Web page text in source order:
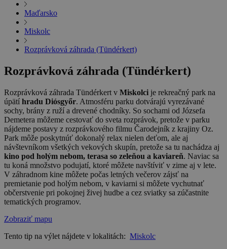
Maďarsko
Miskolc
Rozprávková záhrada (Tündérkert)
Rozprávková záhrada (Tündérkert)
Rozprávková záhrada Tündérkert v Miskolci je rekreačný park na
úpätí hradu Diósgyőr. Atmosféru parku dotvárajú vyrezávané
sochy, brány z ruží a drevené chodníky. So sochami od Józsefa
Demetera môžeme cestovať do sveta rozprávok, pretože v parku
nájdeme postavy z rozprávkového filmu Čarodejník z krajiny Oz.
Park môže poskytnúť dokonalý relax nielen deťom, ale aj
návštevníkom všetkých vekových skupín, pretože sa tu nachádza aj
kino pod holým nebom, terasa so zeleňou a kaviareň. Naviac sa
tu koná množstvo podujatí, ktoré môžete navštíviť v zime aj v lete.
V záhradnom kine môžete počas letných večerov zájsť na
premietanie pod holým nebom, v kaviarni si môžete vychutnať
občerstvenie pri pokojnej živej hudbe a cez sviatky sa zúčastnite
tematických programov.
Zobraziť mapu
Tento tip na výlet nájdete v lokalitách: Miskolc